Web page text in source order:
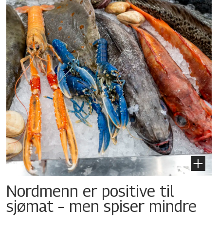
Nordmenn er positive til
sjømat – men spiser mindre